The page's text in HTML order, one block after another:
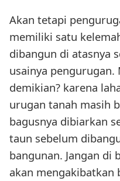
Akan tetapi
memiliki satu
dibangun di atasnya
usainya pengurugan.
demikian? karena
urugan tanah masih
bagusnya dibiarkan
taun sebelum
bangunan. Jangan di
akan mengakibatkan